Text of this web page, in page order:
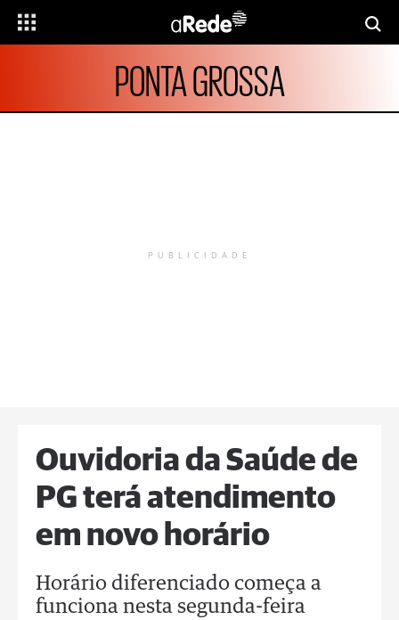
PONTA GROSSA
PUBLICIDADE
Ouvidoria da Saúde de
PG terá atendimento
em novo horário
Horário diferenciado começa a
funciona nesta segunda-feira